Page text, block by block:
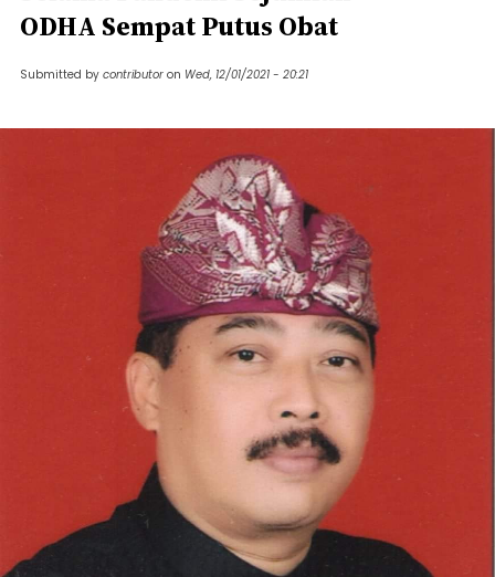
ODHA Sempat Putus Obat
Submitted by contributor on Wed, 12/01/2021 - 20:21